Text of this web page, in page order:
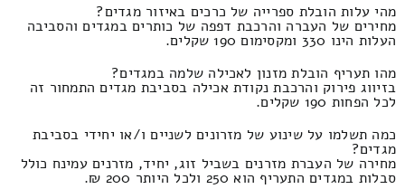
מהי עלות הובלת ספרייה של כרכים באיזור מגדים?
מחירים של העברה והרכבת דפפה של כותרים במגדים והסביבה
העלות הינו 330 ומקסימום 190 שקלים.
מהו תעריף הובלת מזנון לאכילה שלמה במגדים?
בזיווג פירוק והרכבת נקודת אכילה בסביבת מגדים התמחור זה
לכל הפחות 190 שקלים.
כמה תשלמו על שינוע של מזרונים לשניים ו/או יחידי בסביבת
מגדים?
מחירה של העברת מזרנים בשביל זוג, יחיד, מזרנים עמינח כולל
סבלות במגדים התעריף הוא 250 ולכל היותר 200 ₪.